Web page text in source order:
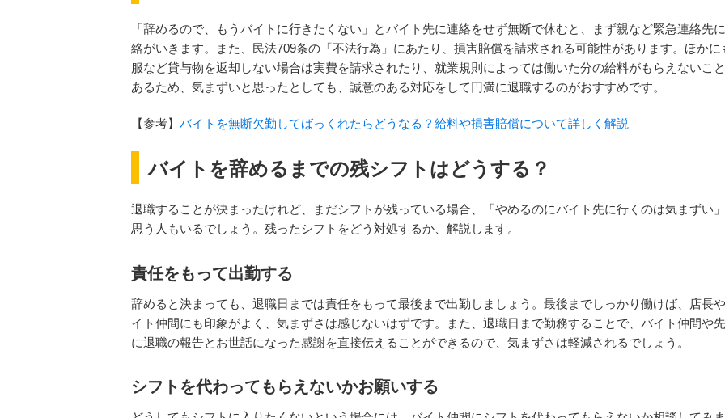
「辞めるので、もうバイトに行きたくない」とバイト先に連絡をせず無断で休むと、まず親など緊急連絡先
絡がいきます。また、民法709条の「不法行為」にあたり、損害賠償を請求される可能性があります。ほかに
服など貸与物を返却しない場合は実費を請求されたり、就業規則によっては働いた分の給料がもらえないこ
あるため、気まずいと思ったとしても、誠意のある対応をして円満に退職するのがおすすめです。
【参考】 バイトを無断欠勤してばっくれたらどうなる？給料や損害賠償について詳しく解説
バイトを辞めるまでの残シフトはどうする？
退職することが決まったけれど、まだシフトが残っている場合、「やめるのにバイト先に行くのは気まずい
思う人もいるでしょう。残ったシフトをどう対処するか、解説します。
責任をもって出勤する
辞めると決まっても、退職日までは責任をもって最後まで出勤しましょう。最後までしっかり働けば、店長
イト仲間にも印象がよく、気まずさは感じないはずです。また、退職日まで勤務することで、バイト仲間や
に退職の報告とお世話になった感謝を直接伝えることができるので、気まずさは軽減されるでしょう。
シフトを代わってもらえないかお願いする